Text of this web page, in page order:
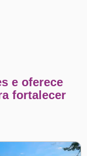
e oferece
fortalecer